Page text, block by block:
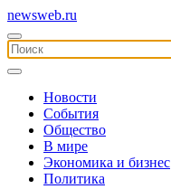
newsweb.ru
Новости
События
Общество
В мире
Экономика и бизнес
Политика